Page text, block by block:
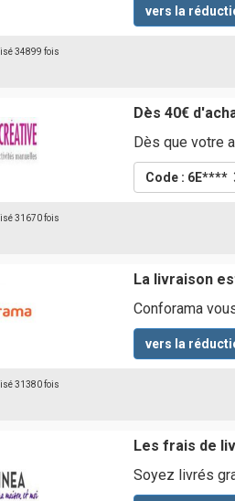
vers la
34899 fois
Dès 40€
Dès que votre
Code : 6E****
31670 fois
La livraison
Conforama
vers la
31380 fois
Les frais de
Soyez livrés